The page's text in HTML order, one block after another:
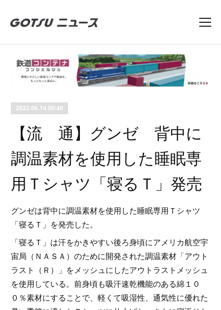
2022.06.14 00:40
【流 通】グンゼ 背中に
調温素材を使用した睡眠専
用Ｔシャツ「寝るＴ」発売
グンゼは背中に調温素材を使用した睡眠専用Ｔシャツ
「寝るＴ」を発売した。
「寝るＴ」は汗をかきやすい後ろ身頃にアメリカ航空宇
宙局（ＮＡＳＡ）のために開発された調温素材「アウト
ラスト（Ｒ）」をメッシュにしたアウトラストメッシュ
を使用している。前身頃も吸汗速乾機能のある綿１０
０％素材にすることで、軽くて吸湿性、通気性に優れた